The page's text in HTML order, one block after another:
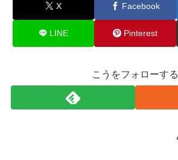
X Facebook
LINE Pinterest
こうをフォローする